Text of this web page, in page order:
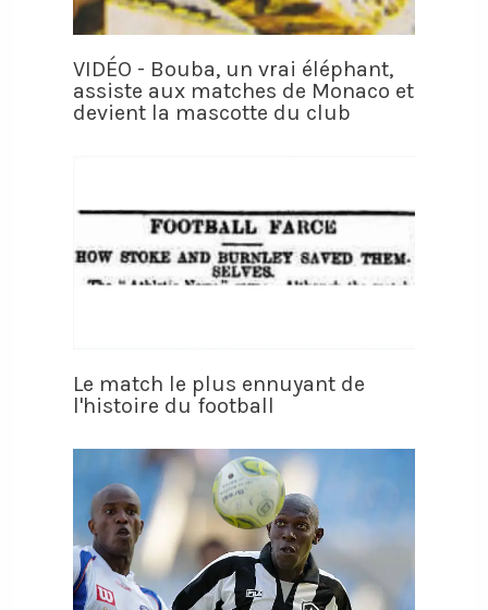
VIDÉO - Bouba, un vrai éléphant,
assiste aux matches de Monaco et
devient la mascotte du club
Le match le plus ennuyant de
l'histoire du football